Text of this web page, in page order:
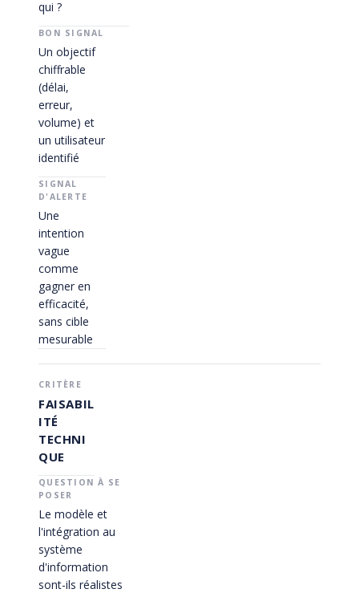
qui ?
Un objectif
chiffrable
(délai,
erreur,
volume) et
un utilisateur
identifié
Une
intention
vague
comme
gagner en
efficacité,
sans cible
mesurable
FAISABIL
ITÉ
TECHNI
QUE
Le modèle et
l'intégration au
système
d'information
sont-ils réalistes